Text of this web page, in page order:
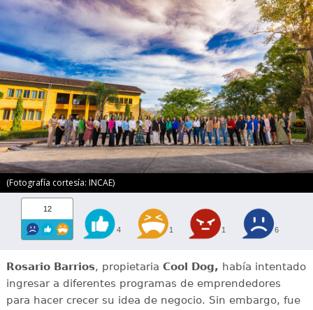
(Fotografía cortesía: INCAE)
12
4 1 1 6
Rosario Barrios, propietaria Cool Dog, había intentado
ingresar a diferentes programas de emprendedores
para hacer crecer su idea de negocio. Sin embargo, fue